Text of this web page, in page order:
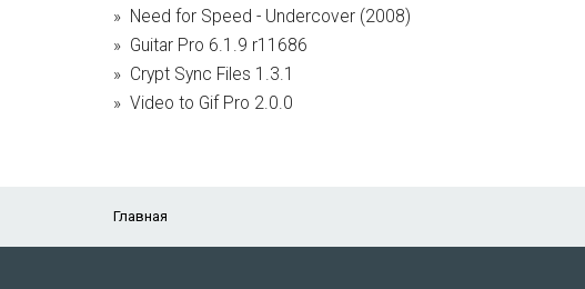
Need for Speed - Undercover (2008)
Guitar Pro 6.1.9 r11686
Crypt Sync Files 1.3.1
Video to Gif Pro 2.0.0
Главная